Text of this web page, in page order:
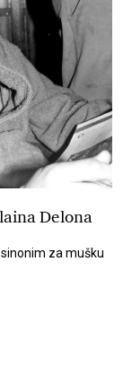
Delona
za mušku